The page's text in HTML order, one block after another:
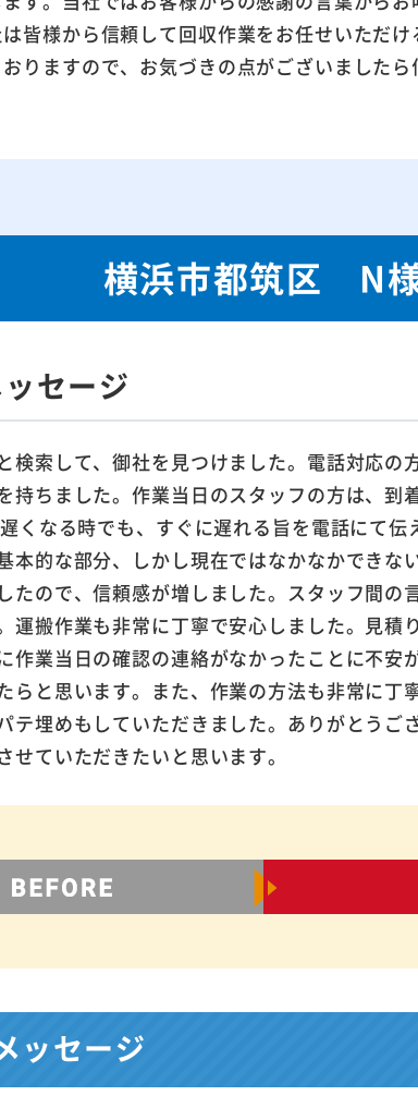
皆様から信頼して回収作業をお任せいただ
りますので、お気づきの点がございましたら
横浜市都筑区 N
セージ
索して、御社を見つけました。電話対応の
持ちました。作業当日のスタッフの方は、到
くなる時でも、すぐに遅れる旨を電話にて伝
本的な部分、しかし現在ではなかなかできな
たので、信頼感が増しました。スタッフ間の
運搬作業も非常に丁寧で安心しました。見積
作業当日の確認の連絡がなかったことに不安
らと思います。また、作業の方法も非常に丁
テ埋めもしていただきました。ありがとうご
せていただきたいと思います。
ッセージ